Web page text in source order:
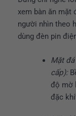
xem bàn ăn mặt
người nhìn theo
dùng đèn pin
Mặt
cấp):
độ mờ
đặc